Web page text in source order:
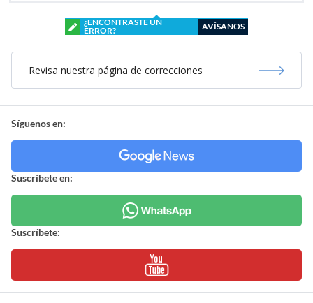
¿ENCONTRASTE UN
ERROR?
AVÍSANOS
Revisa nuestra página de correcciones
Síguenos en:
Suscríbete en:
Suscríbete: